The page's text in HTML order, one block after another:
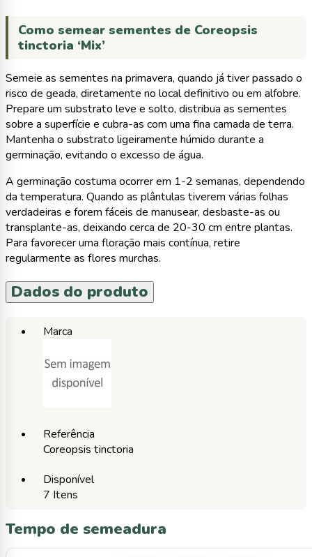
Como semear sementes de Coreopsis
tinctoria ‘Mix’
Semeie as sementes na primavera, quando já tiver passado o
risco de geada, diretamente no local definitivo ou em alfobre.
Prepare um substrato leve e solto, distribua as sementes
sobre a superfície e cubra-as com uma fina camada de terra.
Mantenha o substrato ligeiramente húmido durante a
germinação, evitando o excesso de água.
A germinação costuma ocorrer em 1-2 semanas, dependendo
da temperatura. Quando as plântulas tiverem várias folhas
verdadeiras e forem fáceis de manusear, desbaste-as ou
transplante-as, deixando cerca de 20-30 cm entre plantas.
Para favorecer uma floração mais contínua, retire
regularmente as flores murchas.
Dados do produto
Marca
Referência
Coreopsis tinctoria
Disponível
7 Itens
Tempo de semeadura